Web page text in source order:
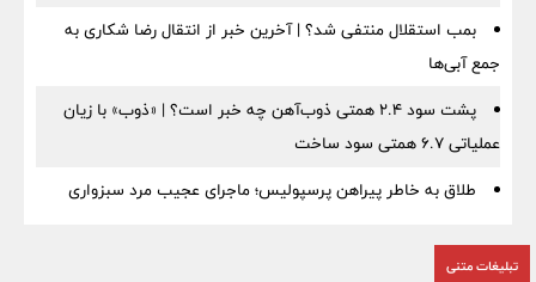
بمب استقلال منتفی شد؟ | آخرین خبر از انتقال رضا شکاری به
جمع آبی‌ها
پشت سود ۲.۴ همتی ذوب‌آهن چه خبر است؟ | «ذوب» با زیان
عملیاتی ۶.۷ همتی سود ساخت
طلاق به خاطر پیراهن پرسپولیس؛ ماجرای عجیب مرد سبزواری
تبلیغات متنی